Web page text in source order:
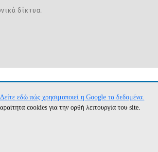
δίκτυα.
Δείτε εδώ πώς χρησιμοποιεί η Google τα δεδομένα.
cookies για την ορθή λειτουργία του site.